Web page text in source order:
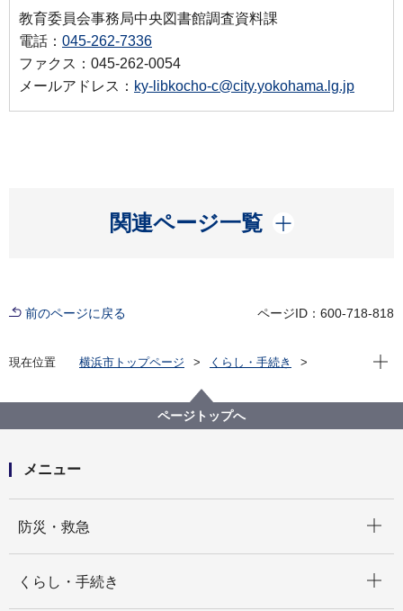
教育委員会事務局中央図書館調査資料課
電話： 045-262-7336
ファクス：045-262-0054
メールアドレス： ky-libkocho-c@city.yokohama.lg.jp
関連ページ一覧
開く
前のページに戻る ページID：600-718-818
現在位置 横浜市トップページ
くらし・手続き
鎖国から開国への日々 嘉永７年、横浜村のできごと
鎖国から開国への日々 嘉永７年、横浜村のできごと
現在
ページトップへ
メニュー
防災・救急
くらし・手続き